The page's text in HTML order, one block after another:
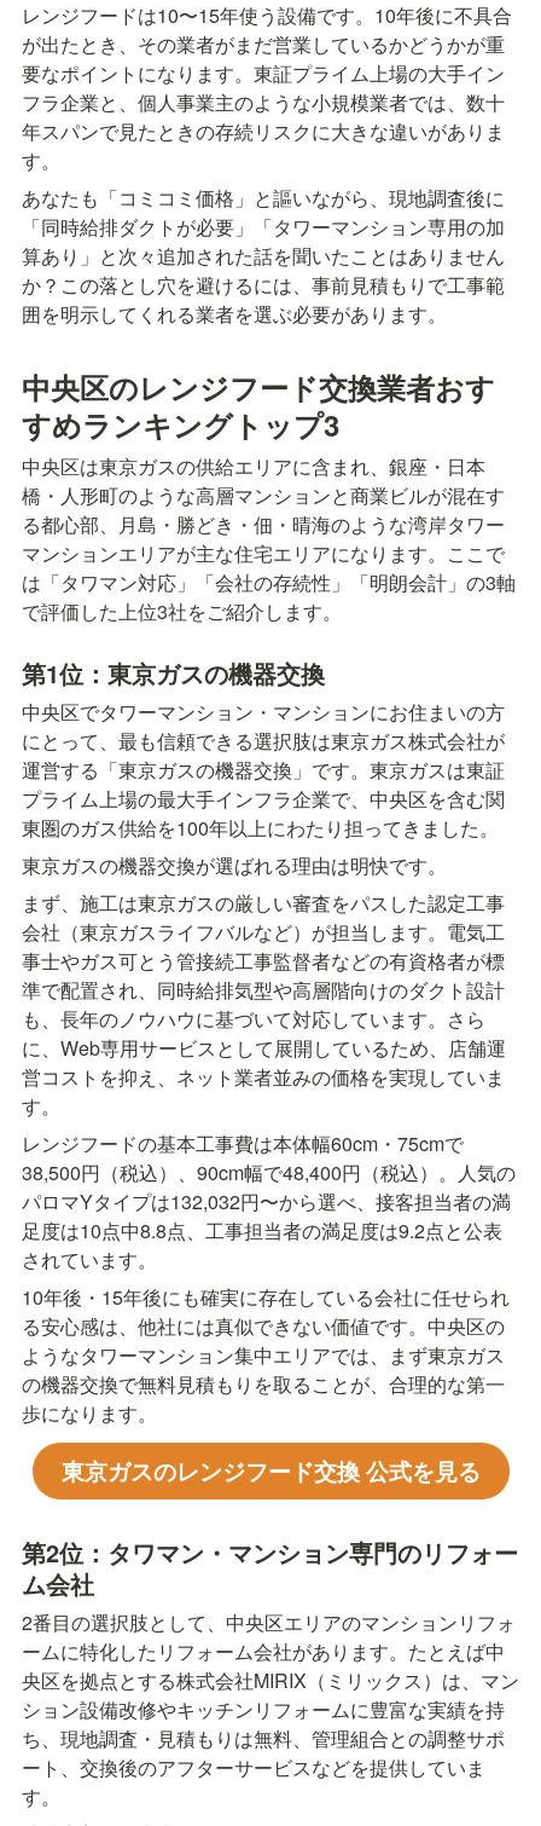
レンジフードは10〜15年使う設備です。10年後に不具合
が出たとき、その業者がまだ営業しているかどうかが重
要なポイントになります。東証プライム上場の大手イン
フラ企業と、個人事業主のような小規模業者では、数十
年スパンで見たときの存続リスクに大きな違いがありま
す。
あなたも「コミコミ価格」と謳いながら、現地調査後に
「同時給排ダクトが必要」「タワーマンション専用の加
算あり」と次々追加された話を聞いたことはありません
か？この落とし穴を避けるには、事前見積もりで工事範
囲を明示してくれる業者を選ぶ必要があります。
中央区のレンジフード交換業者おす
すめランキングトップ3
中央区は東京ガスの供給エリアに含まれ、銀座・日本
橋・人形町のような高層マンションと商業ビルが混在す
る都心部、月島・勝どき・佃・晴海のような湾岸タワー
マンションエリアが主な住宅エリアになります。ここで
は「タワマン対応」「会社の存続性」「明朗会計」の3軸
で評価した上位3社をご紹介します。
第1位：東京ガスの機器交換
中央区でタワーマンション・マンションにお住まいの方
にとって、最も信頼できる選択肢は東京ガス株式会社が
運営する「東京ガスの機器交換」です。東京ガスは東証
プライム上場の最大手インフラ企業で、中央区を含む関
東圏のガス供給を100年以上にわたり担ってきました。
東京ガスの機器交換が選ばれる理由は明快です。
まず、施工は東京ガスの厳しい審査をパスした認定工事
会社（東京ガスライフバルなど）が担当します。電気工
事士やガス可とう管接続工事監督者などの有資格者が標
準で配置され、同時給排気型や高層階向けのダクト設計
も、長年のノウハウに基づいて対応しています。さら
に、Web専用サービスとして展開しているため、店舗運
営コストを抑え、ネット業者並みの価格を実現していま
す。
レンジフードの基本工事費は本体幅60cm・75cmで
38,500円（税込）、90cm幅で48,400円（税込）。人気の
パロマYタイプは132,032円〜から選べ、接客担当者の満
足度は10点中8.8点、工事担当者の満足度は9.2点と公表
されています。
10年後・15年後にも確実に存在している会社に任せられ
る安心感は、他社には真似できない価値です。中央区の
ようなタワーマンション集中エリアでは、まず東京ガス
の機器交換で無料見積もりを取ることが、合理的な第一
歩になります。
東京ガスのレンジフード交換 公式を見る
第2位：タワマン・マンション専門のリフォー
ム会社
2番目の選択肢として、中央区エリアのマンションリフォ
ームに特化したリフォーム会社があります。たとえば中
央区を拠点とする株式会社MIRIX（ミリックス）は、マン
ション設備改修やキッチンリフォームに豊富な実績を持
ち、現地調査・見積もりは無料、管理組合との調整サポ
ート、交換後のアフターサービスなどを提供していま
す。